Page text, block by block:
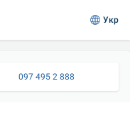
Укр
097 495 2 888